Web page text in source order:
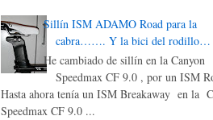
Sillín ISM ADAMO Road para la
cabra……. Y la bici del rodillo…
He cambiado de sillín en la Canyon
Speedmax CF 9.0 , por un ISM
Hasta ahora tenía un ISM Breakaway en la
Speedmax CF 9.0 ...